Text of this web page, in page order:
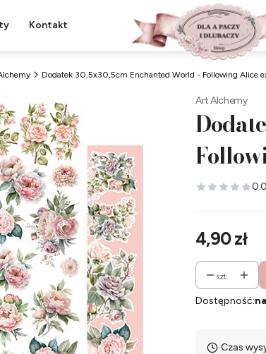
Kontakt
Dodatek 30,5x30,5cm Enchanted World - Following Alice
Art Alchemy
Cena
4,90 zł
szt.
Dostępność:
Czas